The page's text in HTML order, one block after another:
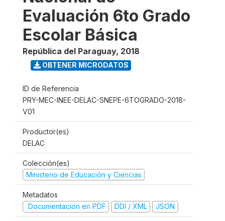
Evaluación 6to Grado
Escolar Básica
República del Paraguay, 2018
OBTENER MICRODATOS
ID de Referencia
PRY-MEC-INEE-DELAC-SNEPE-6TOGRADO-2018-
V01
Productor(es)
DELAC
Colección(es)
Ministerio de Educación y Ciencias
Metadatos
Documentación en PDF
DDI / XML JSON